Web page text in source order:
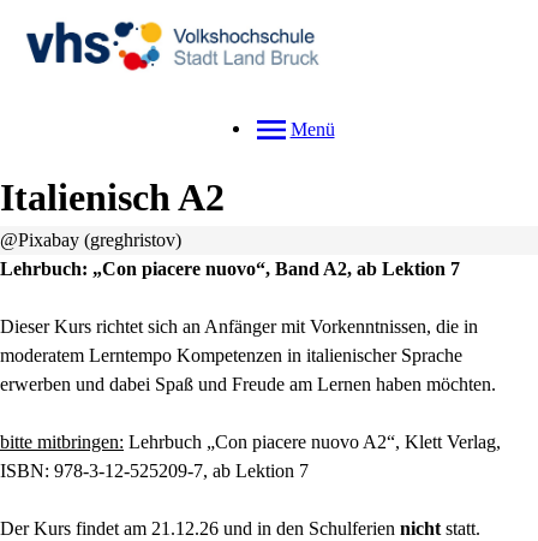
Menü
Italienisch A2
@Pixabay (greghristov)
Lehrbuch: „Con piacere nuovo“, Band A2, ab Lektion 7
Dieser Kurs richtet sich an Anfänger mit Vorkenntnissen, die in
moderatem Lerntempo Kompetenzen in italienischer Sprache
erwerben und dabei Spaß und Freude am Lernen haben möchten.
bitte mitbringen: Lehrbuch „Con piacere nuovo A2“, Klett Verlag,
ISBN: 978-3-12-525209-7, ab Lektion 7
Der Kurs findet am 21.12.26 und in den Schulferien nicht statt.